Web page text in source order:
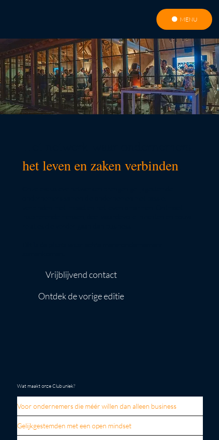
MENU
het leven en zaken verbinden
Vrijblijvend contact
Ontdek de vorige editie
Wat maakt onze Club uniek?
Voor ondernemers die méér willen dan alleen business
Gelijkgestemden met een open mindset